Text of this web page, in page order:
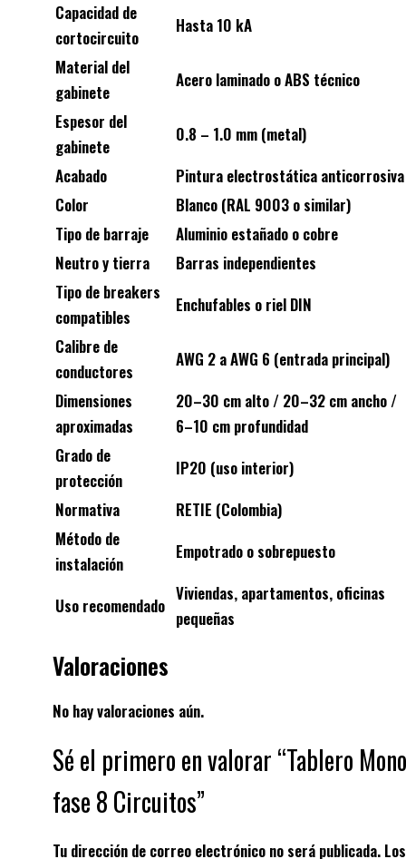
Capacidad de
cortocircuito
Hasta 10 kA
Material del
gabinete
Acero laminado o ABS técnico
Espesor del
gabinete
0.8 – 1.0 mm (metal)
Acabado
Pintura electrostática anticorrosiva
Color
Blanco (RAL 9003 o similar)
Tipo de barraje
Aluminio estañado o cobre
Neutro y tierra
Barras independientes
Tipo de breakers
compatibles
Enchufables o riel DIN
Calibre de
conductores
AWG 2 a AWG 6 (entrada principal)
Dimensiones
aproximadas
20–30 cm alto / 20–32 cm ancho /
6–10 cm profundidad
Grado de
protección
IP20 (uso interior)
Normativa
RETIE (Colombia)
Método de
instalación
Empotrado o sobrepuesto
Uso recomendado
Viviendas, apartamentos, oficinas
pequeñas
Valoraciones
No hay valoraciones aún.
Sé el primero en valorar “Tablero Mono
fase 8 Circuitos”
Tu dirección de correo electrónico no será publicada. Los